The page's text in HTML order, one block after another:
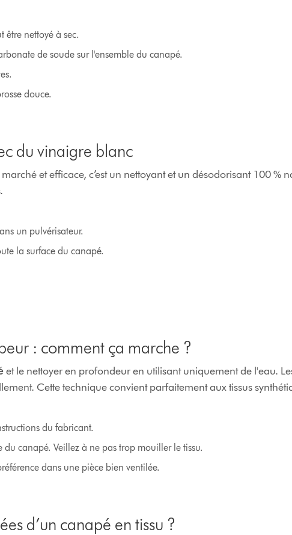
être nettoyé à sec.
de soude sur l'ensemble du canapé.
douce.
du vinaigre blanc
et efficace, c’est un nettoyant et un désodorisant 100 %
un pulvérisateur.
la surface du canapé.
: comment ça marche ?
et le nettoyer en profondeur en utilisant uniquement de l'eau.
Cette technique convient parfaitement aux tissus
du fabricant.
du canapé. Veillez à ne pas trop mouiller le tissu.
dans une pièce bien ventilée.
d’un canapé en tissu ?